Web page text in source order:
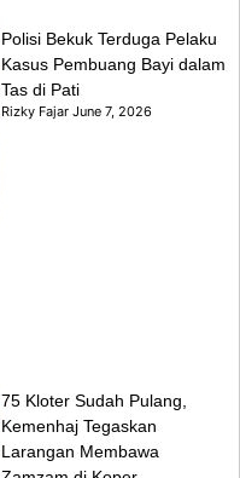
Polisi Bekuk Terduga Pelaku
Kasus Pembuang Bayi dalam
Tas di Pati
Rizky FajarJune 7, 2026
75 Kloter Sudah Pulang,
Kemenhaj Tegaskan
Larangan Membawa